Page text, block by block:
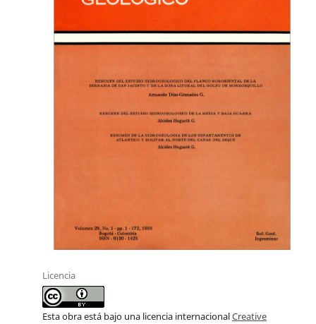
Licencia
Esta obra está bajo una licencia internacionalCreative